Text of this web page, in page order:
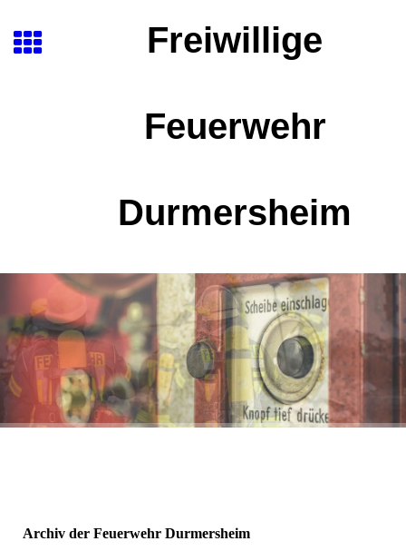
Freiwillige
Feuerwehr
Durmersheim
Archiv der Feuerwehr Durmersheim